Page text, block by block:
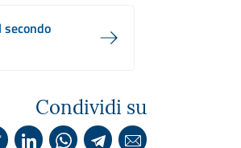
Condividi su